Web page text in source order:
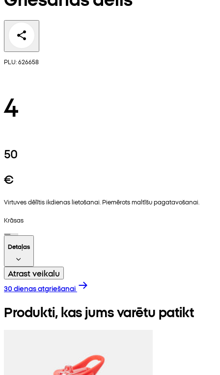
PLU: 626658
4
50
€
Virtuves dēlītis ikdienas lietošanai. Piemērots maltīšu pagatavošanai.
Krāsas
Detaļas
Atrast veikalu
30 dienas atgriešanai
Produkti, kas jums varētu patikt